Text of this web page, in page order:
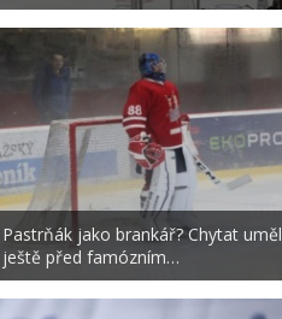
Pastrňák jako brankář? Chytat uměl
ještě před famózním…